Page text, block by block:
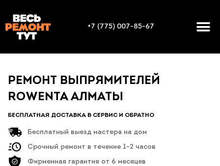
+7 (775) 007-85-67
РЕМОНТ ВЫПРЯМИТЕЛЕЙ
ROWENTA АЛМАТЫ
БЕСПЛАТНАЯ ДОСТАВКА В СЕРВИС И ОБРАТНО
Бесплатный выезд мастера на дом
Срочный ремонт в течение 1-2 часов
Фирменная гарантия от 6 месяцев